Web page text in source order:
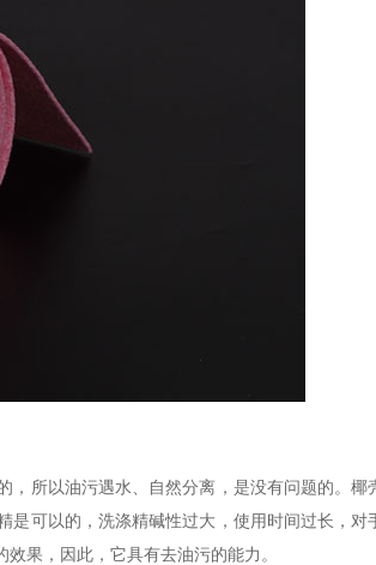
所以油污遇水、自然分离，是没有问题的。椰
可以的，洗涤精碱性过大，使用时间过长，对
果，因此，它具有去油污的能力。